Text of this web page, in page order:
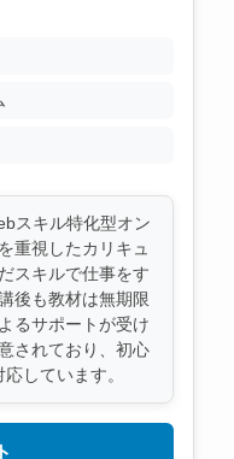
スキル特化型オン
重視したカリキュ
スキルで仕事をす
後も教材は無期限
るサポートが受け
されており、初心
しています。